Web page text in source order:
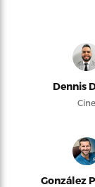
Dennis
Cine
González